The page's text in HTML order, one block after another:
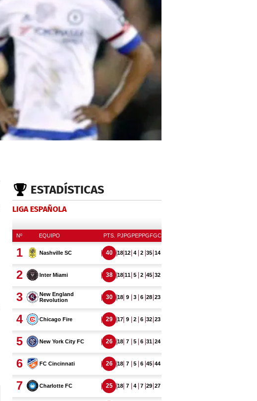
ESTADÍSTICAS
LIGA ESPAÑOLA